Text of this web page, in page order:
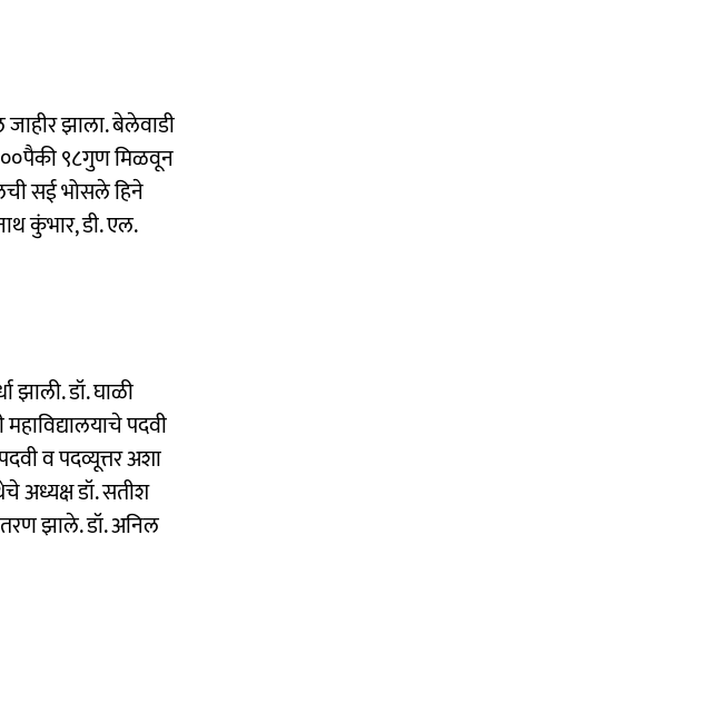
झाला. बेलेवाडी
९८गुण मिळवून
सई भोसले हिने
कुंभार, डी. एल.
झाली. डॉ. घाळी
महाविद्यालयाचे पदवी
व पदव्यूत्तर अशा
अध्यक्ष डॉ. सतीश
झाले. डॉ. अनिल